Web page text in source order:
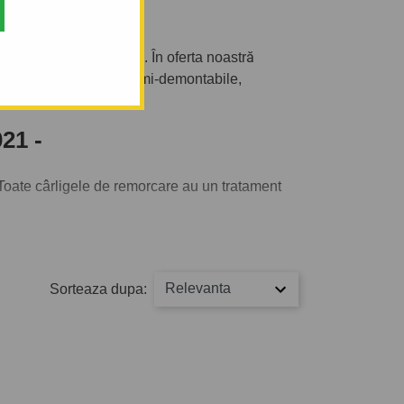
în categoria corectă. În oferta noastră
de remorcare semi-demontabile,
-
cârligele de remorcare au un tratament
De asemenea puteți alege și
Sorteaza dupa: Relevanta